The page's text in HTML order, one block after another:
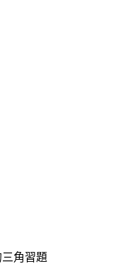
角習題